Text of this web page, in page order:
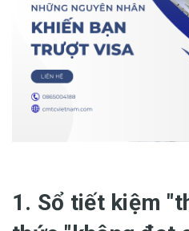
1. Sổ tiết kiệm